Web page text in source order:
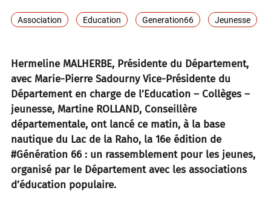
Association Education Generation66 Jeunesse
Hermeline MALHERBE, Présidente du Département,
avec Marie-Pierre Sadourny Vice-Présidente du
Département en charge de l’Education – Collèges –
jeunesse, Martine ROLLAND, Conseillère
départementale, ont lancé ce matin, à la base
nautique du Lac de la Raho, la 16e édition de
#Génération 66 : un rassemblement pour les jeunes,
organisé par le Département avec les associations
d’éducation populaire.